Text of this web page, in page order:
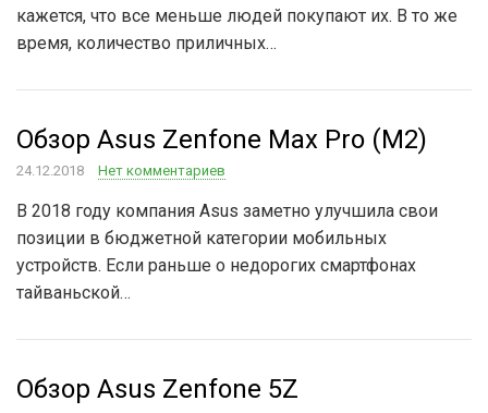
кажется, что все меньше людей покупают их. В то же
время, количество приличных…
Обзор Asus Zenfone Max Pro (M2)
24.12.2018 Нет комментариев
В 2018 году компания Asus заметно улучшила свои
позиции в бюджетной категории мобильных
устройств. Если раньше о недорогих смартфонах
тайваньской…
Обзор Asus Zenfone 5Z